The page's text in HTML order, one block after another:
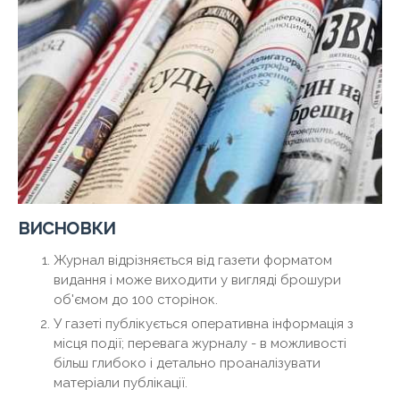
висновки
Журнал відрізняється від газети форматом
видання і може виходити у вигляді брошури
об'ємом до 100 сторінок.
У газеті публікується оперативна інформація з
місця події; перевага журналу - в можливості
більш глибоко і детально проаналізувати
матеріали публікації.